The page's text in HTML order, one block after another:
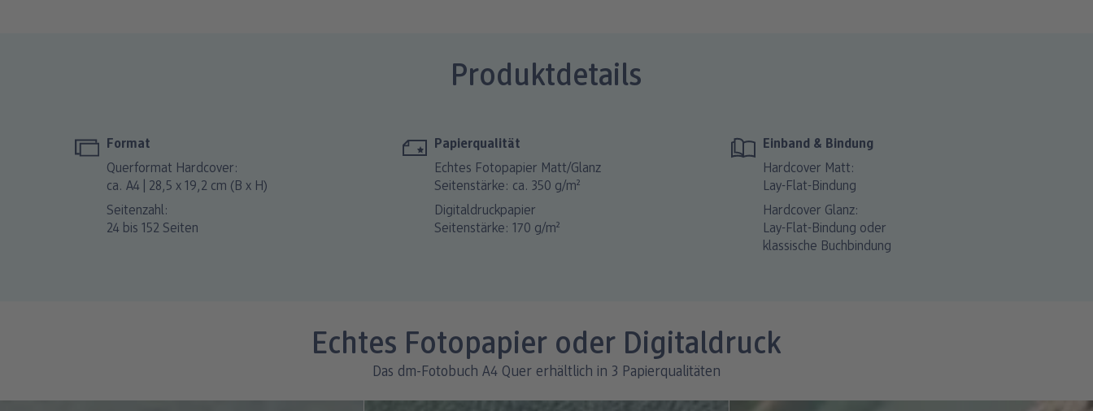
Produktdetails
Format
Querformat Hardcover:
ca. A4 | 28,5 x 19,2 cm (B x H)
Seitenzahl:
24 bis 152 Seiten
Papierqualität
Echtes Fotopapier Matt/Glanz
Seitenstärke: ca. 350 g/m²
Digitaldruckpapier
Seitenstärke: 170 g/m²
Einband & Bindung
Hardcover Matt:
Lay-Flat-Bindung
Hardcover Glanz:
Lay-Flat-Bindung oder
klassische Buchbindung
Echtes Fotopapier oder Digitaldruck
Das dm-Fotobuch A4 Quer erhältlich in 3 Papierqualitäten